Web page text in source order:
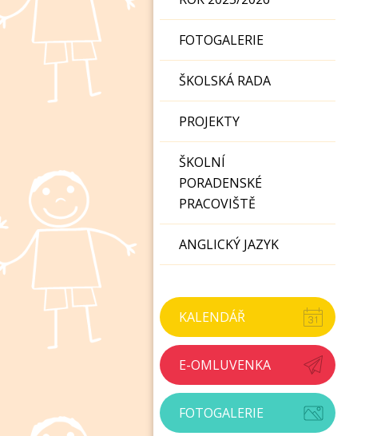
FOTOGALERIE
ŠKOLSKÁ RADA
PROJEKTY
ŠKOLNÍ
PORADENSKÉ
PRACOVIŠTĚ
ANGLICKÝ JAZYK
KALENDÁŘ
E-OMLUVENKA
FOTOGALERIE